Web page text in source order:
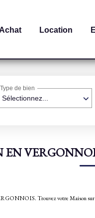
Location
Sélectionnez...
Type de bien
Trouvez votre